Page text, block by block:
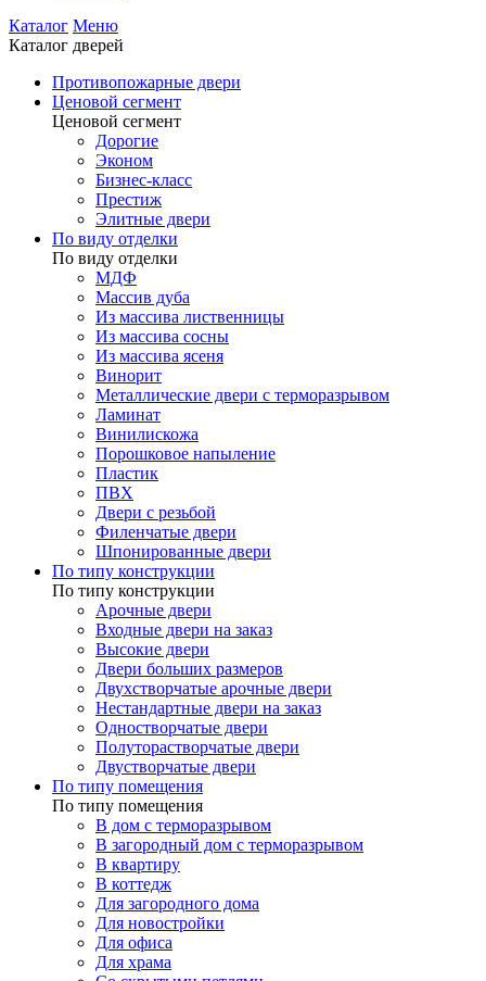
Каталог Меню
Каталог дверей
Противопожарные двери
Ценовой сегмент
Ценовой сегмент
Дорогие
Эконом
Бизнес-класс
Престиж
Элитные двери
По виду отделки
По виду отделки
МДФ
Массив дуба
Из массива лиственницы
Из массива сосны
Из массива ясеня
Винорит
Металлические двери с терморазрывом
Ламинат
Винилискожа
Порошковое напыление
Пластик
ПВХ
Двери с резьбой
Филенчатые двери
Шпонированные двери
По типу конструкции
По типу конструкции
Арочные двери
Входные двери на заказ
Высокие двери
Двери больших размеров
Двухстворчатые арочные двери
Нестандартные двери на заказ
Одностворчатые двери
Полуторастворчатые двери
Двустворчатые двери
По типу помещения
По типу помещения
В дом с терморазрывом
В загородный дом с терморазрывом
В квартиру
В коттедж
Для загородного дома
Для новостройки
Для офиса
Для храма